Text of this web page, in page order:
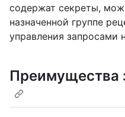
содержат секреты,
назначенной группе
управления запросами
Преимущества